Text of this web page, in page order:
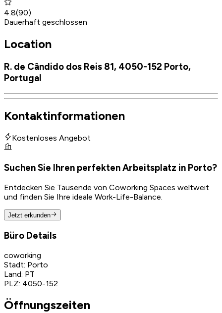
4.8(90)
Dauerhaft geschlossen
Location
R. de Cândido dos Reis 81, 4050-152 Porto,
Portugal
Kontaktinformationen
Kostenloses Angebot
Suchen Sie Ihren perfekten Arbeitsplatz in Porto?
Entdecken Sie Tausende von Coworking Spaces weltweit
und finden Sie Ihre ideale Work-Life-Balance.
Jetzt erkunden
Büro Details
coworking
Stadt: Porto
Land: PT
PLZ: 4050-152
Öffnungszeiten